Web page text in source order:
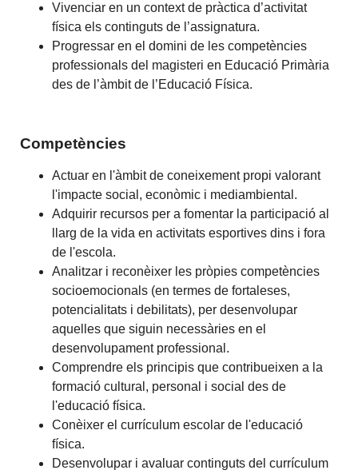
Vivenciar en un context de pràctica d’activitat
física els continguts de l’assignatura.
Progressar en el domini de les competències
professionals del magisteri en Educació Primària
des de l’àmbit de l’Educació Física.
Competències
Actuar en l'àmbit de coneixement propi valorant
l'impacte social, econòmic i mediambiental.
Adquirir recursos per a fomentar la participació al
llarg de la vida en activitats esportives dins i fora
de l'escola.
Analitzar i reconèixer les pròpies competències
socioemocionals (en termes de fortaleses,
potencialitats i debilitats), per desenvolupar
aquelles que siguin necessàries en el
desenvolupament professional.
Comprendre els principis que contribueixen a la
formació cultural, personal i social des de
l'educació física.
Conèixer el currículum escolar de l'educació
física.
Desenvolupar i avaluar continguts del currículum